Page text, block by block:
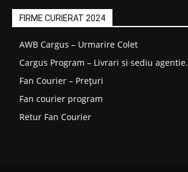
FIRME CURIERAT 2024
AWB Cargus – Urmarire Colet
Cargus Program – Livrari si sediu agentie.
Fan Courier – Prețuri
Fan courier program
Retur Fan Courier